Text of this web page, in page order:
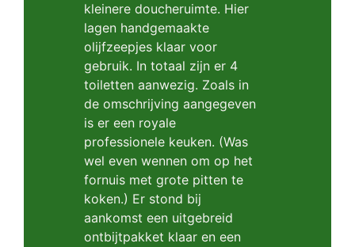
kleinere doucheruimte. Hier
lagen handgemaakte
olijfzeepjes klaar voor
gebruik. In totaal zijn er 4
toiletten aanwezig. Zoals in
de omschrijving aangegeven
is er een royale
professionele keuken. (Was
wel even wennen om op het
fornuis met grote pitten te
koken.) Er stond bij
aankomst een uitgebreid
ontbijtpakket klaar en een